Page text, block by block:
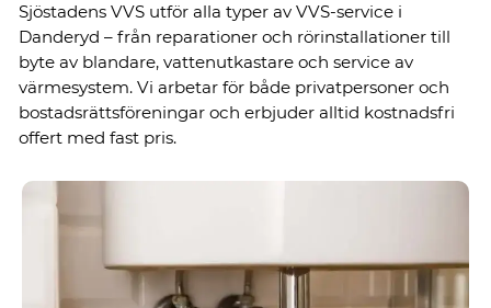
Sjöstadens VVS utför alla typer av VVS-service i
Danderyd – från reparationer och rörinstallationer till
byte av blandare, vattenutkastare och service av
värmesystem. Vi arbetar för både privatpersoner och
bostadsrättsföreningar och erbjuder alltid kostnadsfri
offert med fast pris.